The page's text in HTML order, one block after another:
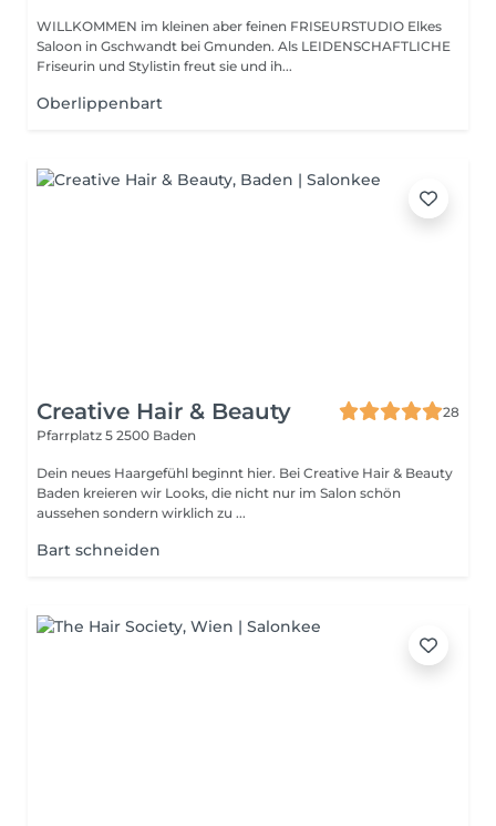
WILLKOMMEN im kleinen aber feinen FRISEURSTUDIO Elkes
Saloon in Gschwandt bei Gmunden. Als LEIDENSCHAFTLICHE
Friseurin und Stylistin freut sie und ih...
Oberlippenbart
Creative Hair & Beauty
28
Pfarrplatz 5 2500 Baden
Dein neues Haargefühl beginnt hier. Bei Creative Hair & Beauty
Baden kreieren wir Looks, die nicht nur im Salon schön
aussehen sondern wirklich zu ...
Bart schneiden